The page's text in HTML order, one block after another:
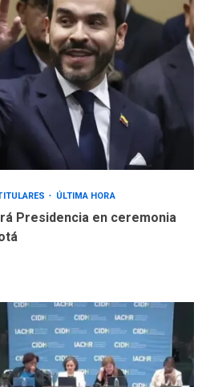
ÚLTIMA HORA
Presidencia en ceremonia